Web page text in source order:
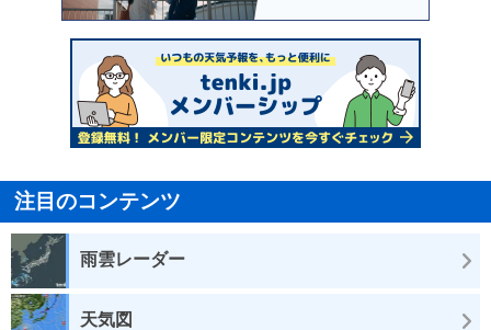
注目のコンテンツ
雨雲レーダー
天気図